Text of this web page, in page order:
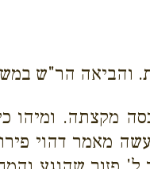
הר"ש
מקצתה. ומיהו
מאמר דהוי